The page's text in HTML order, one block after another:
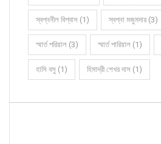
স্বপ্ননীল বিশ্বাস (1) স্বপ্না মজুমদার (3)
স্মার্ত পরিয়াল (3) স্মার্ত পারিয়াল (1)
হাসি বসু (1) হিমাদ্রী শেখর দাস (1)